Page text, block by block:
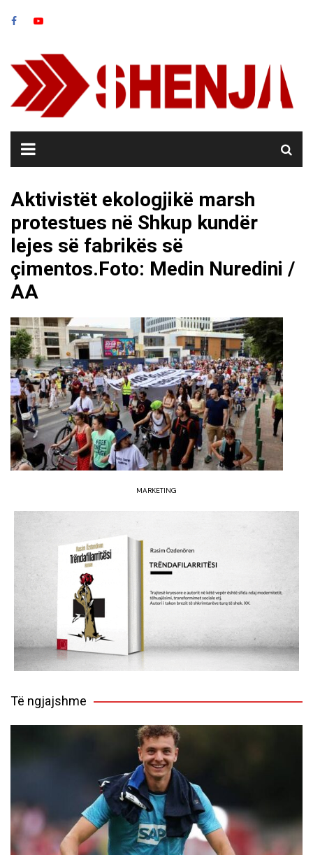
Aktivistët ekologjikë marsh
protestues në Shkup kundër
lejes së fabrikës së
çimentos.Foto: Medin Nuredini /
AA
MARKETING
Të ngjajshme